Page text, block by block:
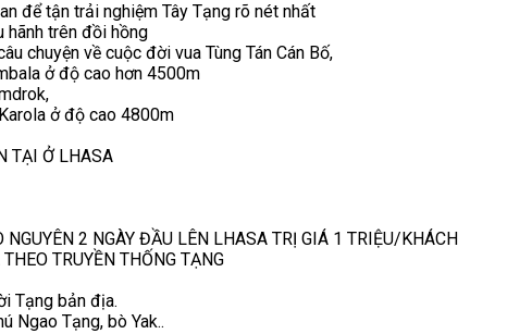
để tận trải nghiệm Tây Tạng rõ nét nhất
hãnh trên đồi hồng
chuyện về cuộc đời vua Tùng Tán Cán Bố,
ở độ cao hơn 4500m
ở độ cao 4800m
TẠI Ở LHASA
2 NGÀY ĐẦU LÊN LHASA TRỊ GIÁ 1 TRIỆU/KHÁCH
TRUYỀN THỐNG TẠNG
Tạng bản địa.
Ngao Tạng, bò Yak..